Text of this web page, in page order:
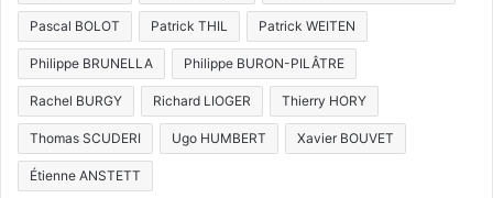
Pascal BOLOT Patrick THIL Patrick WEITEN
Philippe BRUNELLA Philippe BURON-PILÂTRE
Rachel BURGY Richard LIOGER Thierry HORY
Thomas SCUDERI Ugo HUMBERT Xavier BOUVET
Étienne ANSTETT